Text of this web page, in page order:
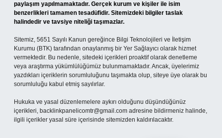
paylaşım yapılmamaktadır. Gerçek kurum ve kişiler ile isim
benzerlikleri tamamen tesadüfidir. Sitemizdeki bilgiler taslak
halindedir ve tavsiye niteliği taşımazlar.
Sitemiz, 5651 Sayılı Kanun gereğince Bilgi Teknolojileri ve İletişim
Kurumu (BTK) tarafından onaylanmış bir Yer Sağlayıcı olarak hizmet
vermektedir. Bu nedenle, sitedeki içerikleri proaktif olarak denetleme
veya araştırma yükümlülüğümüz bulunmamaktadır. Ancak, üyelerimiz
yazdıkları içeriklerin sorumluluğunu taşımakta olup, siteye üye olarak bu
sorumluluğu kabul etmiş sayılırlar.
Hukuka ve yasal düzenlemelere aykırı olduğunu düşündüğünüz
içerikleri, backlinkpanelicomtr@gmail.com adresine bildirmeniz halinde,
ilgili içerikler yasal süre içerisinde sitemizden kaldırılacaktır.